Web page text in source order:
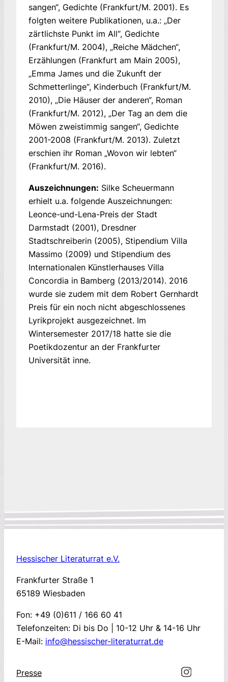
sangen“, Gedichte (Frankfurt/M. 2001). Es
folgten weitere Publikationen, u.a.: „Der
zärtlichste Punkt im All“, Gedichte
(Frankfurt/M. 2004), „Reiche Mädchen“,
Erzählungen (Frankfurt am Main 2005),
„Emma James und die Zukunft der
Schmetterlinge“, Kinderbuch (Frankfurt/M.
2010), „Die Häuser der anderen“, Roman
(Frankfurt/M. 2012), „Der Tag an dem die
Möwen zweistimmig sangen“, Gedichte
2001-2008 (Frankfurt/M. 2013). Zuletzt
erschien ihr Roman „Wovon wir lebten“
(Frankfurt/M. 2016).
Auszeichnungen: Silke Scheuermann
erhielt u.a. folgende Auszeichnungen:
Leonce-und-Lena-Preis der Stadt
Darmstadt (2001), Dresdner
Stadtschreiberin (2005), Stipendium Villa
Massimo (2009) und Stipendium des
Internationalen Künstlerhauses Villa
Concordia in Bamberg (2013/2014). 2016
wurde sie zudem mit dem Robert Gernhardt
Preis für ein noch nicht abgeschlossenes
Lyrikprojekt ausgezeichnet. Im
Wintersemester 2017/18 hatte sie die
Poetikdozentur an der Frankfurter
Universität inne.
Hessischer Literaturrat e.V.
Frankfurter Straße 1
65189 Wiesbaden
Fon: +49 (0)611 / 166 60 41
Telefonzeiten: Di bis Do | 10-12 Uhr & 14-16 Uhr
E-Mail: info@hessischer-literaturrat.de
Presse